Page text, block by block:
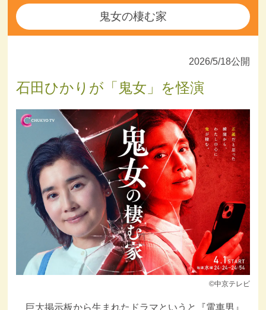
鬼女の棲む家
2026/5/18公開
石田ひかりが「鬼女」を怪演
©中京テレビ
巨大掲示板から生まれたドラマというと『電車男』